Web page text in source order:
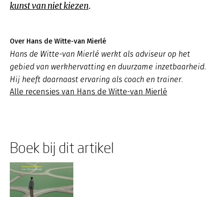
kunst van niet kiezen.
Over Hans de Witte-van Mierlé
Hans de Witte-van Mierlé werkt als adviseur op het
gebied van werkhervatting en duurzame inzetbaarheid.
Hij heeft daarnaast ervaring als coach en trainer.
Alle recensies van Hans de Witte-van Mierlé
Boek bij dit artikel